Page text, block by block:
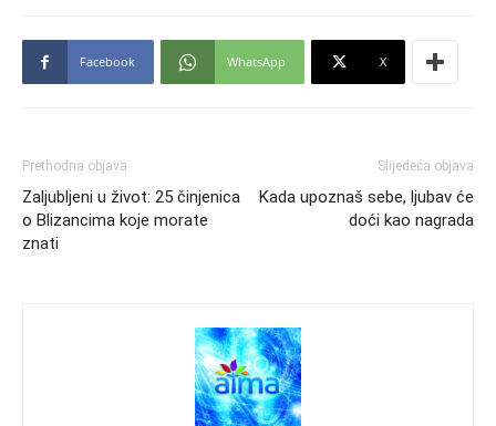
Facebook WhatsApp X
Prethodna objava
Zaljubljeni u život: 25 činjenica
o Blizancima koje morate
znati
Slijedeća objava
Kada upoznaš sebe, ljubav će
doći kao nagrada